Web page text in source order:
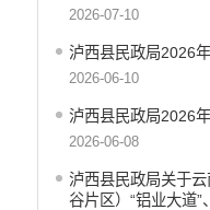
行政许可
行政处罚和行政强制
行政事业性收费
政府采购项目
建议提案办理答复
财政资金直达基层
2026-07-10
泸西县民政局2026
2026-06-10
泸西县民政局2026
2026-06-08
泸西县民政局关于
谷片区）“铝业大道”